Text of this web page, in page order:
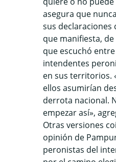
asegura que
sus declaraciones
que manifiesta,
que escuchó
intendentes
en sus territorios.
ellos asumirían
derrota nacional.
empezar así»,
Otras versiones
opinión de
peronistas del